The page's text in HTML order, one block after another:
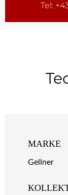
Tel:
MARKE
Gellner